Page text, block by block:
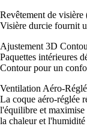
Revêtement de
Visière durcie fournit
Ajustement 3D
Paquettes intérieures
Contour pour un
Ventilation Aéro-
La coque aéro-réglée
l'équilibre et
la chaleur et